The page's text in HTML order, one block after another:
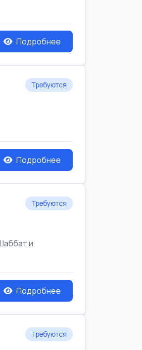
Подробнее
Требуются
Подробнее
Требуются
и
Подробнее
Требуются